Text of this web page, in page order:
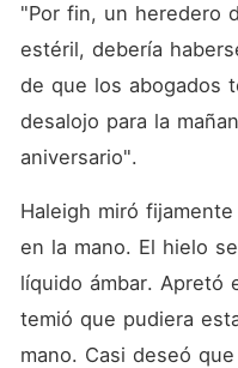
"Por fin, un heredero
estéril, debería
de que los abogados
desalojo para la
aniversario".
Haleigh miró
en la mano. El hielo
líquido ámbar. Apretó
temió que pudiera
mano. Casi deseó